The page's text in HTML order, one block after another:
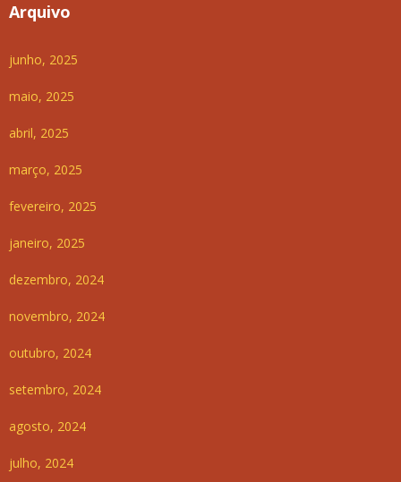
Arquivo
junho, 2025
maio, 2025
abril, 2025
março, 2025
fevereiro, 2025
janeiro, 2025
dezembro, 2024
novembro, 2024
outubro, 2024
setembro, 2024
agosto, 2024
julho, 2024